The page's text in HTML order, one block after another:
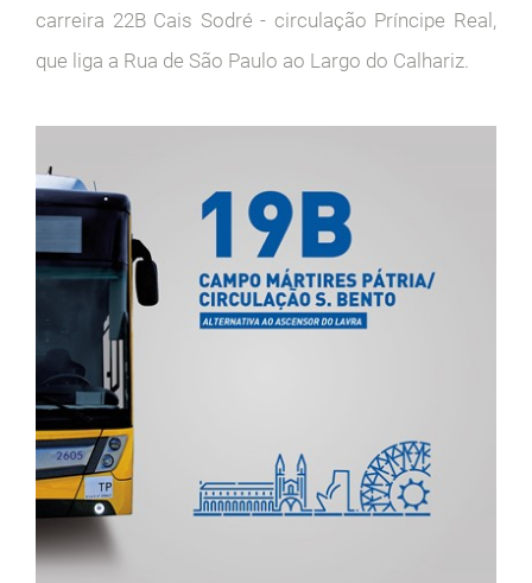
carreira 22B Cais Sodré - circulação Príncipe Real,
que liga a Rua de São Paulo ao Largo do Calhariz.